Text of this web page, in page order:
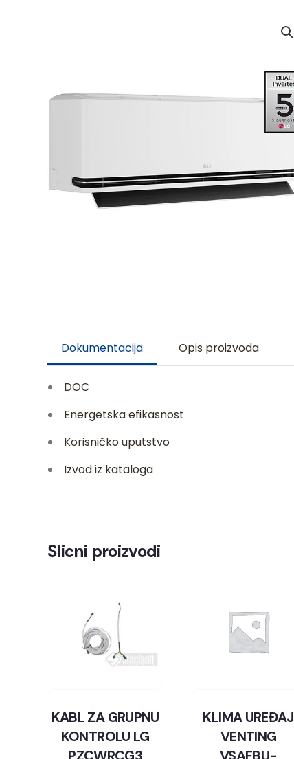
Dokumentacija Opis proizvoda
DOC
Energetska efikasnost
Korisničko uputstvo
Izvod iz kataloga
Slicni proizvodi
KABL ZA GRUPNU
KONTROLU LG
KLIMA UREĐAJ
VENTING